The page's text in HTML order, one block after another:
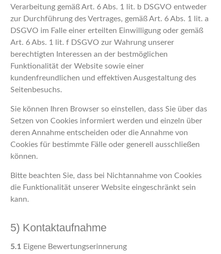
Verarbeitung gemäß Art. 6 Abs. 1 lit. b DSGVO entweder
zur Durchführung des Vertrages, gemäß Art. 6 Abs. 1 lit. a
DSGVO im Falle einer erteilten Einwilligung oder gemäß
Art. 6 Abs. 1 lit. f DSGVO zur Wahrung unserer
berechtigten Interessen an der bestmöglichen
Funktionalität der Website sowie einer
kundenfreundlichen und effektiven Ausgestaltung des
Seitenbesuchs.
Sie können Ihren Browser so einstellen, dass Sie über das
Setzen von Cookies informiert werden und einzeln über
deren Annahme entscheiden oder die Annahme von
Cookies für bestimmte Fälle oder generell ausschließen
können.
Bitte beachten Sie, dass bei Nichtannahme von Cookies
die Funktionalität unserer Website eingeschränkt sein
kann.
5) Kontaktaufnahme
5.1Eigene Bewertungserinnerung